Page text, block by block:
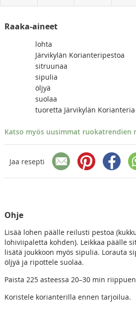
Raaka-aineet
lohta
Järvikylän Korianteripestoa
sitruunaa
sipulia
öljyä
suolaa
tuoretta Järvikylän Korianteria
Katso myös uusimmat ruokatrendien
Jaa resepti
Ohje
Lisää lohen päälle reilusti pestoa
lohiviipaletta kohden). Leikkaa päälle
lisätä joukkoon myös sipulia. Lorauta
öljyä ja ripottele suolaa.
Paista 225 asteessa 20–30 min
Koristele korianterilla ennen tarjoilua.